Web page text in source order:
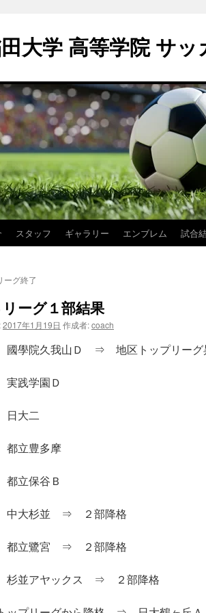
大学 高等学院 サッ
スタッフ ギャラリー エンブレム 試合
ーグ終了
リーグ１部結果
2017年1月19日 作成者:coach
國學院久我山Ｄ ⇒ 地区トップリーグ
践学園Ｄ
日大二
立豊多摩
立保谷Ｂ
中大杉並 ⇒ ２部降格
都立鷺宮 ⇒ ２部降格
杉並アヤックス ⇒ ２部降格